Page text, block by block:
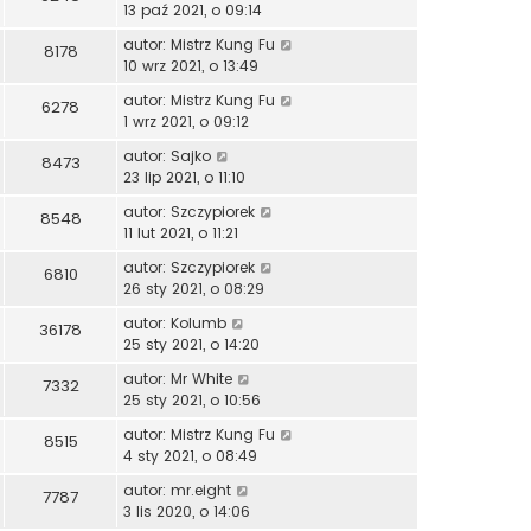
13 paź 2021, o 09:14
8178 autor: Mistrz Kung Fu
10 wrz 2021, o 13:49
6278 autor: Mistrz Kung Fu
1 wrz 2021, o 09:12
8473 autor: Sajko
23 lip 2021, o 11:10
8548 autor: Szczypiorek
11 lut 2021, o 11:21
6810 autor: Szczypiorek
26 sty 2021, o 08:29
36178 autor: Kolumb
25 sty 2021, o 14:20
7332 autor: Mr White
25 sty 2021, o 10:56
8515 autor: Mistrz Kung Fu
4 sty 2021, o 08:49
7787 autor: mr.eight
3 lis 2020, o 14:06